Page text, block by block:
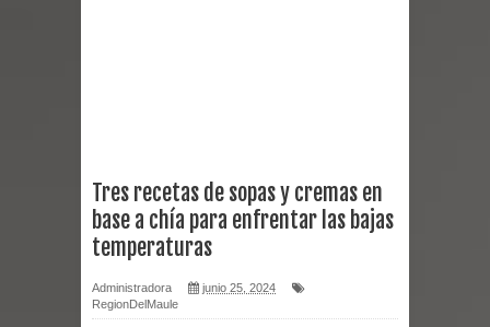
Alerta por hantavirus: expertos piden
Matrimonios Linarenses Celebraron
Tres recetas de sopas y cremas en
base a chía para enfrentar las bajas
temperaturas
Administradora
junio 25, 2024
RegionDelMaule